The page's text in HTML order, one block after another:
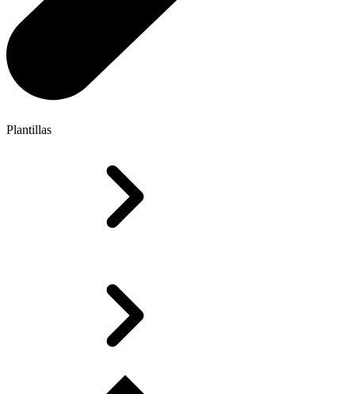
Plantillas